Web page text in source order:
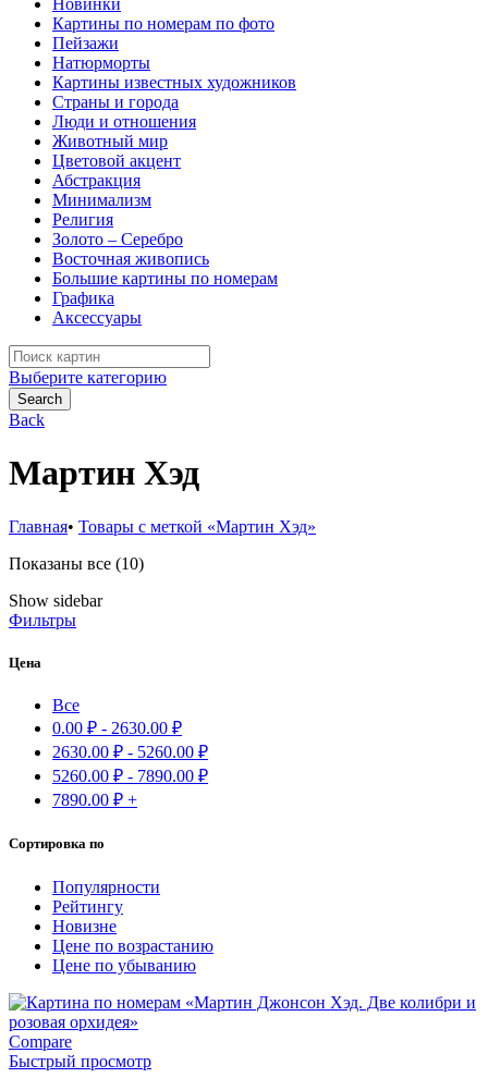
Новинки
Картины по номерам по фото
Пейзажи
Натюрморты
Картины известных художников
Страны и города
Люди и отношения
Животный мир
Цветовой акцент
Абстракция
Минимализм
Религия
Золото – Серебро
Восточная живопись
Большие картины по номерам
Графика
Аксессуары
Search
for:
Выберите категорию
Search
Back
Мартин Хэд
Главная• Товары с меткой «Мартин Хэд»
Показаны все (10)Сортировка:
Show sidebar
Фильтры
Цена
Все
0.00 ₽ - 2630.00 ₽
2630.00 ₽ - 5260.00 ₽
5260.00 ₽ - 7890.00 ₽
7890.00 ₽ +
Сортировка по
Популярности
Рейтингу
Новизне
Цене по возрастанию
Цене по убыванию
Compare
Быстрый просмотр